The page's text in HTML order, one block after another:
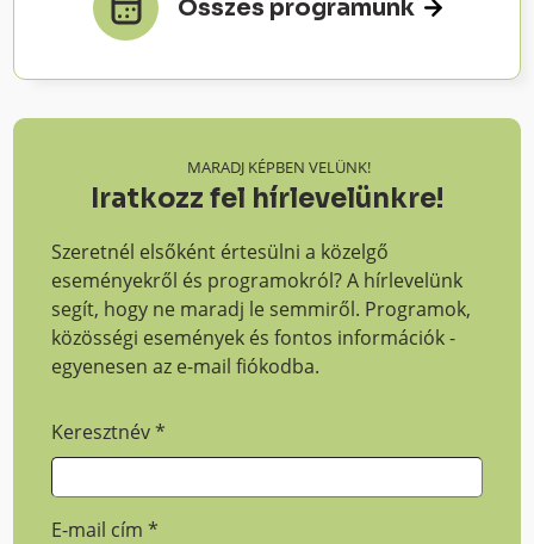
Összes programunk
MARADJ KÉPBEN VELÜNK!
Iratkozz fel hírlevelünkre!
Szeretnél elsőként értesülni a közelgő
eseményekről és programokról? A hírlevelünk
segít, hogy ne maradj le semmiről. Programok,
közösségi események és fontos információk -
egyenesen az e-mail fiókodba.
Keresztnév*
E-mail cím*